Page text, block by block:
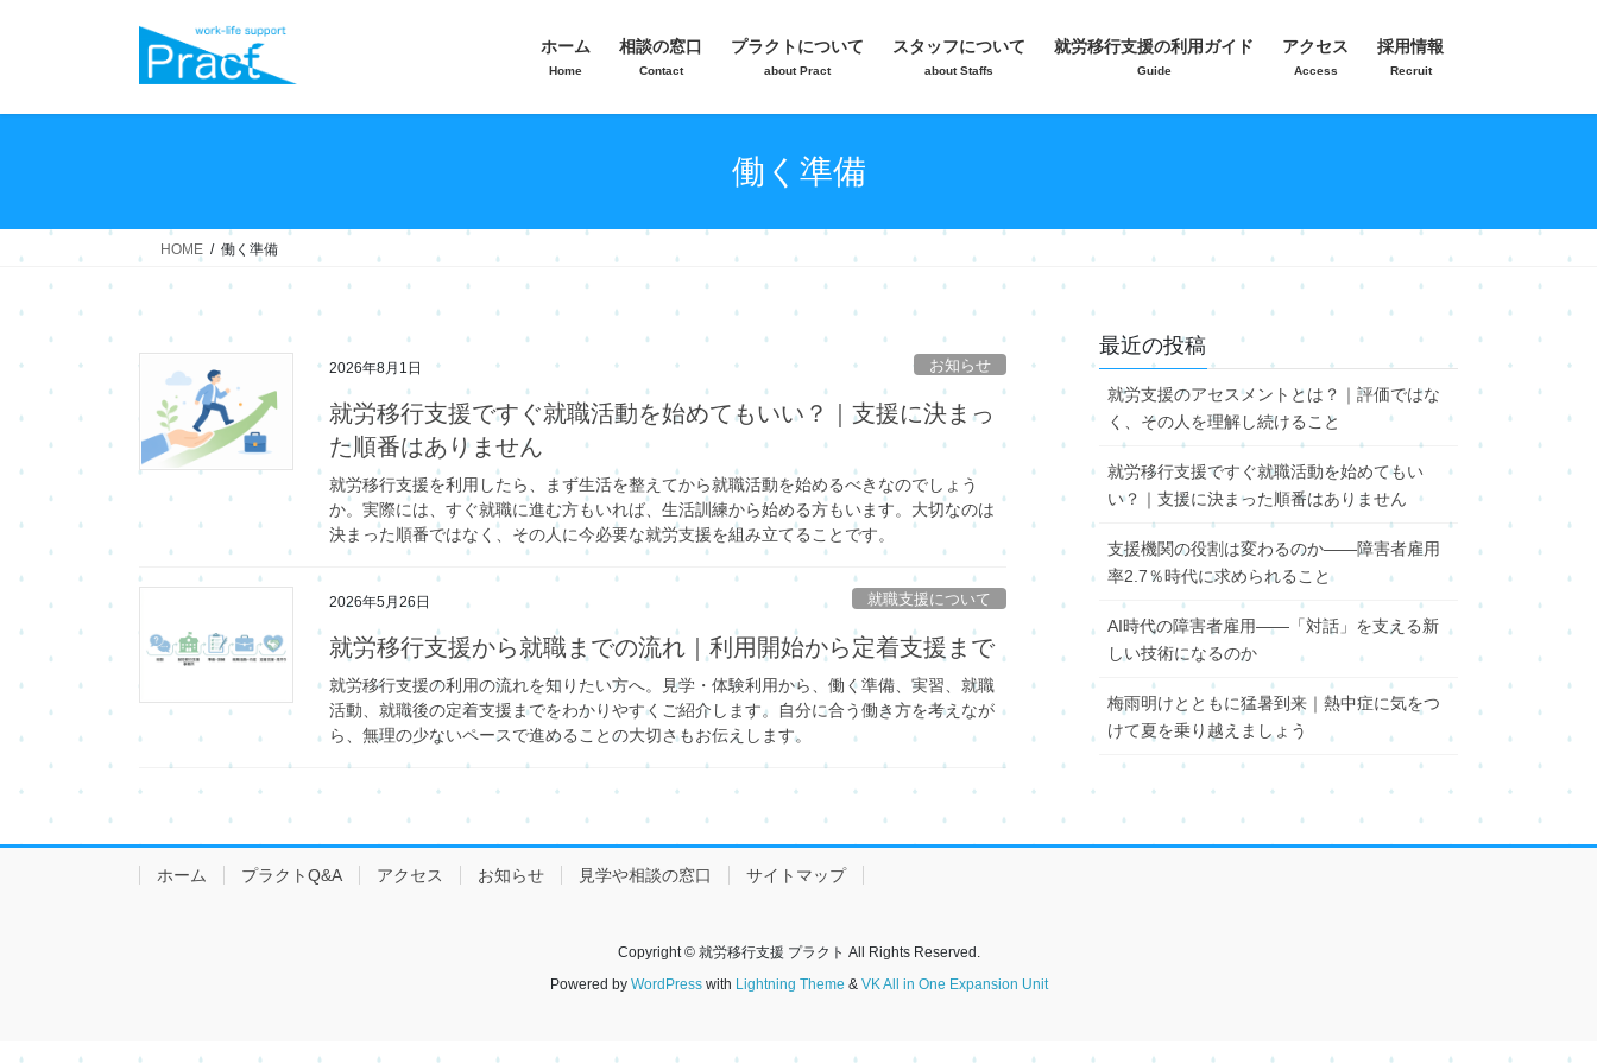
ホーム
Home
相談の窓口
Contact
プラクトについて
about Pract
スタッフについて
about Staffs
就労移行支援の利用ガイド
Guide
アクセス
Access
採用情報
Recruit
働く準備
HOME 働く準備
2026年8月1日 お知らせ
就労移行支援ですぐ就職活動を始めてもいい？｜支援に決まっ
た順番はありません
就労移行支援を利用したら、まず生活を整えてから就職活動を始めるべきなのでしょう
か。実際には、すぐ就職に進む方もいれば、生活訓練から始める方もいます。大切なのは
決まった順番ではなく、その人に今必要な就労支援を組み立てることです。
2026年5月26日 就職支援について
就労移行支援から就職までの流れ｜利用開始から定着支援まで
就労移行支援の利用の流れを知りたい方へ。見学・体験利用から、働く準備、実習、就職
活動、就職後の定着支援までをわかりやすくご紹介します。自分に合う働き方を考えなが
ら、無理の少ないペースで進めることの大切さもお伝えします。
最近の投稿
就労支援のアセスメントとは？｜評価ではな
く、その人を理解し続けること
就労移行支援ですぐ就職活動を始めてもい
い？｜支援に決まった順番はありません
支援機関の役割は変わるのか――障害者雇用
率2.7％時代に求められること
AI時代の障害者雇用――「対話」を支える新
しい技術になるのか
梅雨明けとともに猛暑到来｜熱中症に気をつ
けて夏を乗り越えましょう
ホーム プラクトQ&A アクセス お知らせ 見学や相談の窓口 サイトマップ
Copyright © 就労移行支援 プラクト All Rights Reserved.
Powered by WordPresswith Lightning Theme & VK All in One Expansion Unit